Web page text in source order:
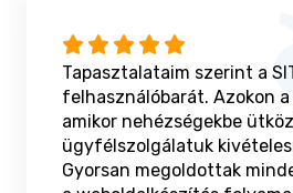
Tapasztalataim szerint a
felhasználóbarát. Azokon
amikor nehézségekbe
ügyfélszolgálatuk
Gyorsan megoldottak